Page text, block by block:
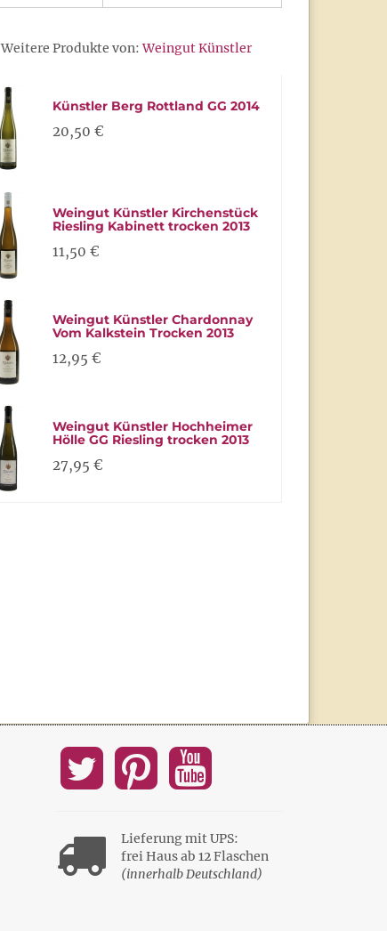
Weitere Produkte von:Weingut Künstler
Künstler Berg Rottland GG 2014
20,50 €
Weingut Künstler Kirchenstück
Riesling Kabinett trocken 2013
11,50 €
Weingut Künstler Chardonnay
Vom Kalkstein Trocken 2013
12,95 €
Weingut Künstler Hochheimer
Hölle GG Riesling trocken 2013
27,95 €
Lieferung mit UPS:
frei Haus ab 12 Flaschen
(innerhalb Deutschland)